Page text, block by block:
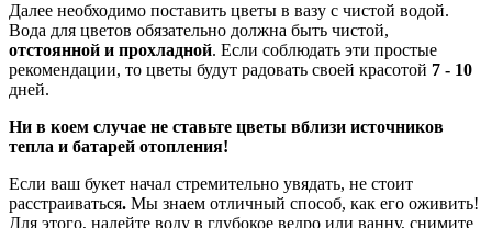
Далее необходимо поставить цветы в вазу с чистой водой.
Вода для цветов обязательно должна быть чистой,
отстоянной и прохладной. Если соблюдать эти простые
рекомендации, то цветы будут радовать своей красотой 7 - 10
дней.
Ни в коем случае не ставьте цветы вблизи источников
тепла и батарей отопления!
Если ваш букет начал стремительно увядать, не стоит
расстраиваться. Мы знаем отличный способ, как его оживить!
Для этого, налейте воду в глубокое ведро или ванну, снимите